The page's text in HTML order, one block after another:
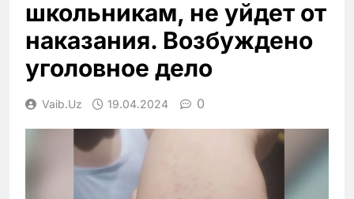
школьникам, не уйдет от
наказания. Возбуждено
уголовное дело
Vaib.uz 19.04.2024 0